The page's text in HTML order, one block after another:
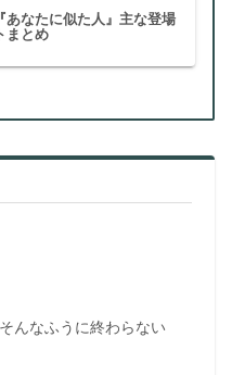
あなたに似た人』主な登場
まとめ
んなふうに終わらない